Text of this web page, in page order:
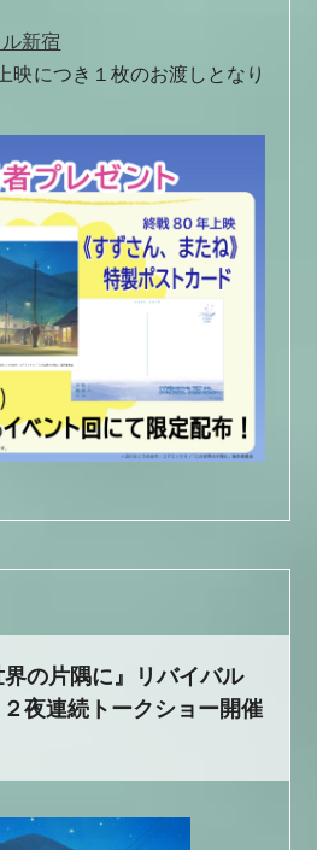
新宿
映につき１枚のお渡しとなり
の片隅に』リバイバル
夜連続トークショー開催